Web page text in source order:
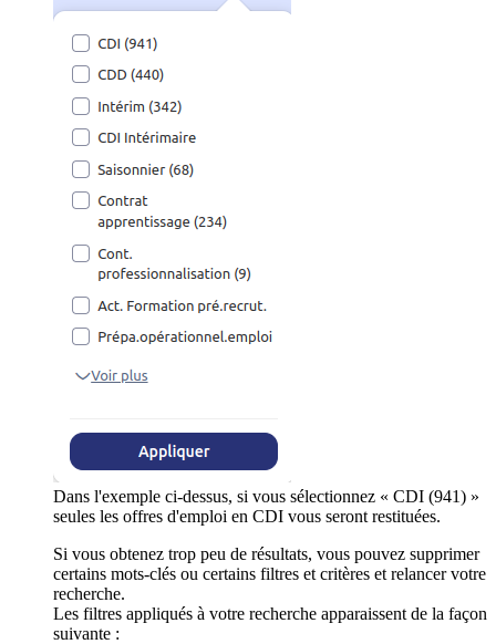
Dans l'exemple ci-dessus, si vous sélectionnez « CDI (941) »
seules les offres d'emploi en CDI vous seront restituées.
Si vous obtenez trop peu de résultats, vous pouvez supprimer
certains mots-clés ou certains filtres et critères et relancer votre
recherche.
Les filtres appliqués à votre recherche apparaissent de la façon
suivante :